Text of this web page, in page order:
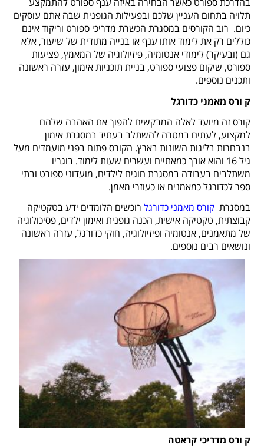
תלויה בתחום העניין שלכם ובפעילות הגופנית שבה אתם עוסקים
כיום. רוב הקורסים במסגרת הכשרת מדריכי ספורט וריקוד אינם
כוללים רק את לימוד אותו ענף או בנייה מתודית של שיעור, אלא
גם (ובעיקר) לימודי אנטומיה, פיזיולוגיה של המאמץ, פציעות
ספורט, שיקום פצועי ספורט, בניית תוכניות אימון, עזרה ראשונה
ותכנים נוספים.
ק ורס מאמני כדורגל
קורס זה מיועד לאלה המבקשים להפוך את האהבה שלהם
למקצוע, לעתים במטרה להשתלב בעתיד במסגרת אימון
בנבחרות בליגות השונות בארץ. הקורס פתוח בפני מועמדים מעל
גיל 16 והוא אורך כמאתיים ועשרים שעות לימוד. בוגריו
משתלבים בעבודה במסגרת חוגים לילדים, מועדוני ספורט ובתי
ספר לכדורגל כמאמנים או כעוזרי מאמן.
במסגרת קורס מאמני כדורגל רוכשים הלומדים ידע בטקטיקה
קבוצתית, טקטיקה אישית, הכנה גופנית ואימון ילדים, פסיכולוגיה
של מתאמנים, אנטומיה ופיזיולוגיה, חוקי כדורגל, עזרה ראשונה
ונושאים רבים נוספים.
ק ורס מדריכי קראטה